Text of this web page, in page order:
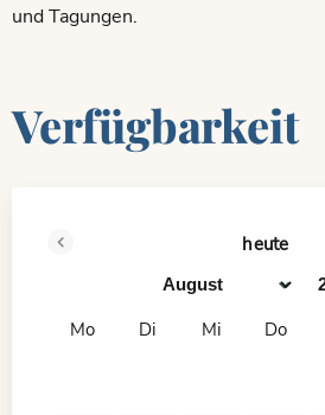
und Tagungen.
Verfügbarkeit
heute
Mo Di Mi Do